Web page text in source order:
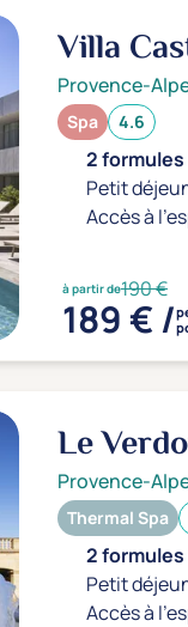
Villa
Provence-
Spa 4.6
2
Petit
Accès à
à partir de190 €
189 € /
Le
Provence-
Thermal Spa
2
Petit
Accès à